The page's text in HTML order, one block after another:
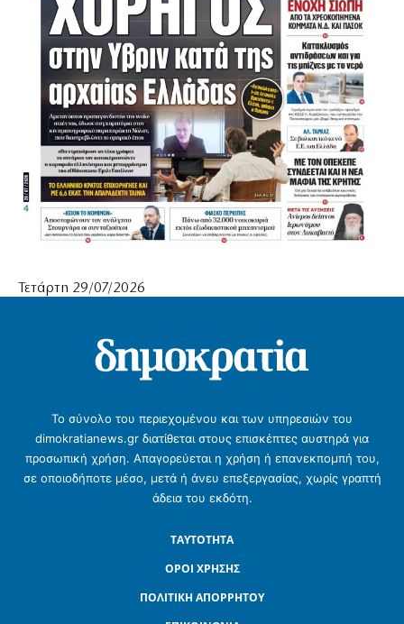
Τετάρτη 29/07/2026
Το σύνολο του περιεχομένου και των υπηρεσιών του
dimokratianews.gr διατίθεται στους επισκέπτες αυστηρά για
προσωπική χρήση. Απαγορεύεται η χρήση ή επανεκπομπή του,
σε οποιοδήποτε μέσο, μετά ή άνευ επεξεργασίας, χωρίς γραπτή
άδεια του εκδότη.
ΤΑΥΤΟΤΗΤΑ
ΟΡΟΙ ΧΡΗΣΗΣ
ΠΟΛΙΤΙΚΗ ΑΠΟΡΡΗΤΟΥ